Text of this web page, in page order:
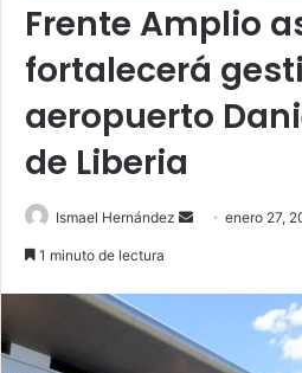
Frente Amplio
fortalecerá
aeropuerto
de Liberia
Ismael Hernández
Sendenero 27,
1 minuto de lectura